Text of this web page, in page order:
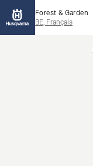
Forest & Garden
BE, Français